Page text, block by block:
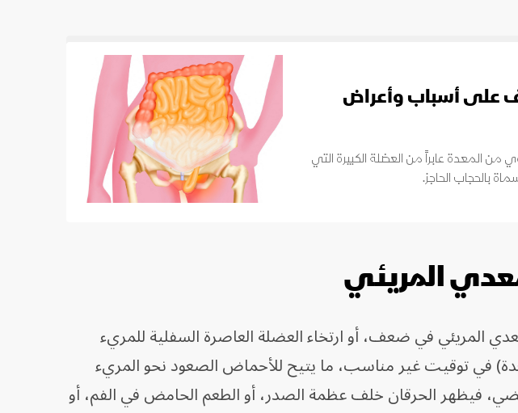
على أسباب وأعراض
من المعدة عابراً من العضلة الكبيرة التي
بالحجاب الحاجز.
المريئي
المريئي في ضعف، أو ارتخاء العضلة العاصرة السفلية للمريء
في توقيت غير مناسب، ما يتيح للأحماض الصعود نحو المريء
فيظهر الحرقان خلف عظمة الصدر، أو الطعم الحامض في الفم، أو